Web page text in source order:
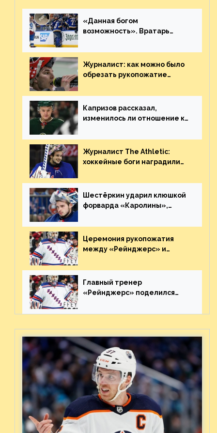
«Данная богом
возможность». Вратарь
броске бутылкой в Кадри
Журналист: как можно было
обрезать рукопожатие
Плохая работа, ESPN
Капризов рассказал,
изменилось ли отношение к
Украине
Журналист The Athletic:
хоккейные боги наградили
великолепную игру
Шестёркин ударил клюшкой
форварда «Каролины»,
пятаке. Видео
Церемония рукопожатия
между «Рейнджерс» и
матча плей-офф. Видео
Главный тренер
«Рейнджерс» поделился
предстоящего финала